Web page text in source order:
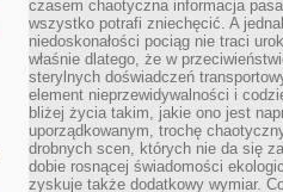
czasem chaotyczna informacja
wszystko potrafi zniechęcić. A
niedoskonałości pociąg nie traci
właśnie dlatego, że w
sterylnych doświadczeń
element nieprzewidywalności i
bliżej życia takim, jakie ono jest
uporządkowanym, trochę
drobnych scen, których nie da się
dobie rosnącej świadomości
zyskuje także dodatkowy wymiar.